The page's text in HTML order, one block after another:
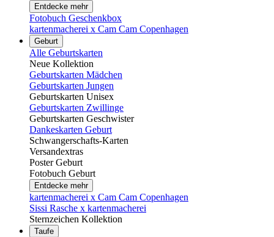
Entdecke mehr
Fotobuch Geschenkbox
kartenmacherei x Cam Cam Copenhagen
Geburt
Alle Geburtskarten
Neue Kollektion
Geburtskarten Mädchen
Geburtskarten Jungen
Geburtskarten Unisex
Geburtskarten Zwillinge
Geburtskarten Geschwister
Dankeskarten Geburt
Schwangerschafts-Karten
Versandextras
Poster Geburt
Fotobuch Geburt
Entdecke mehr
kartenmacherei x Cam Cam Copenhagen
Sissi Rasche x kartenmacherei
Sternzeichen Kollektion
Taufe